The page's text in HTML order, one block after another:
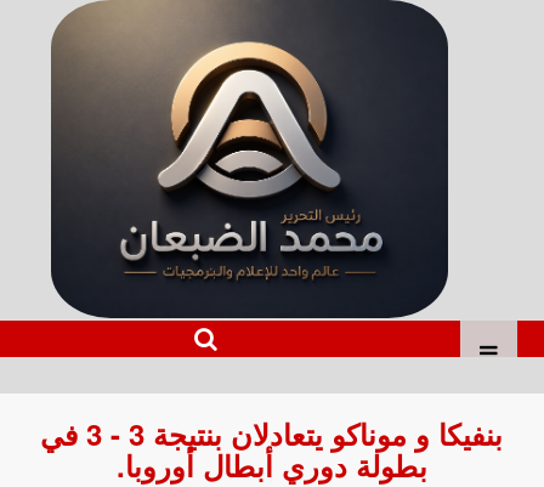
بنفيكا و موناكو يتعادلان بنتيجة 3 - 3 في
بطولة دوري أبطال أوروبا.